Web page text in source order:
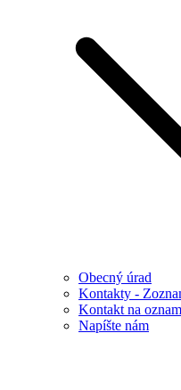
Obecný úrad
Kontakty -
Kontakt na
Napíšte nám